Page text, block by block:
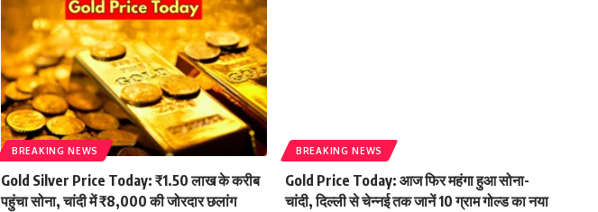
BREAKING NEWS
Gold Silver Price Today: ₹1.50 लाख के करीब
पहुंचा सोना, चांदी में ₹8,000 की जोरदार छलांग
BREAKING NEWS
Gold Price Today: आज फिर महंगा हुआ सोना-
चांदी, दिल्ली से चेन्नई तक जानें 10 ग्राम गोल्ड का नया